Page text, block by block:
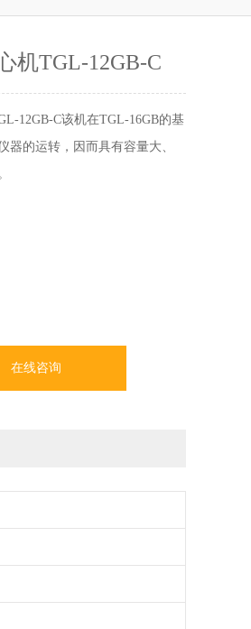
机TGL-12GB-C
12GB-C该机在TGL-16GB的基
的运转，因而具有容量大、
在线咨询